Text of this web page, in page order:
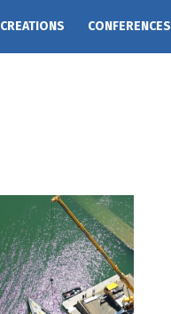
CREATIONS CONFERENCES